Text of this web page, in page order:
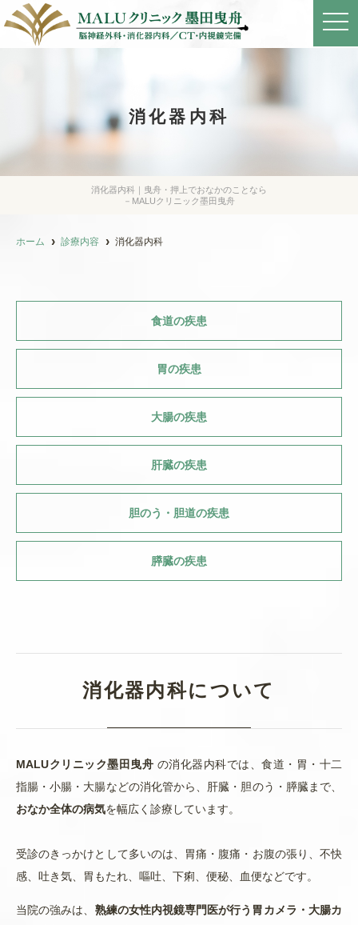
t
o
i
消化器内科
消化器内科｜曳舟・押上でおなかのことなら
－MALUクリニック墨田曳舟
ホーム 診療内容 消化器内科
食道の疾患
胃の疾患
大腸の疾患
肝臓の疾患
胆のう・胆道の疾患
膵臓の疾患
消化器内科について
MALUクリニック墨田曳舟 の消化器内科では、食道・胃・十二
指腸・小腸・大腸などの消化管から、肝臓・胆のう・膵臓まで、
おなか全体の病気を幅広く診療しています。
受診のきっかけとして多いのは、胃痛・腹痛・お腹の張り、不快
感、吐き気、胃もたれ、嘔吐、下痢、便秘、血便などです。
当院の強みは、 熟練の女性内視鏡専門医が行う胃カメラ・大腸カ